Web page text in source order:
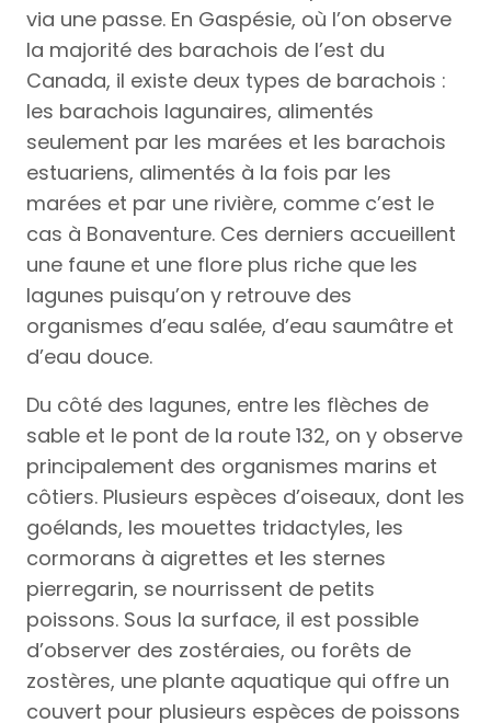
via une passe. En Gaspésie, où l’on observe
la majorité des barachois de l’est du
Canada, il existe deux types de barachois :
les barachois lagunaires, alimentés
seulement par les marées et les barachois
estuariens, alimentés à la fois par les
marées et par une rivière, comme c’est le
cas à Bonaventure. Ces derniers accueillent
une faune et une flore plus riche que les
lagunes puisqu’on y retrouve des
organismes d’eau salée, d’eau saumâtre et
d’eau douce.
Du côté des lagunes, entre les flèches de
sable et le pont de la route 132, on y observe
principalement des organismes marins et
côtiers. Plusieurs espèces d’oiseaux, dont les
goélands, les mouettes tridactyles, les
cormorans à aigrettes et les sternes
pierregarin, se nourrissent de petits
poissons. Sous la surface, il est possible
d’observer des zostéraies, ou forêts de
zostères, une plante aquatique qui offre un
couvert pour plusieurs espèces de poissons